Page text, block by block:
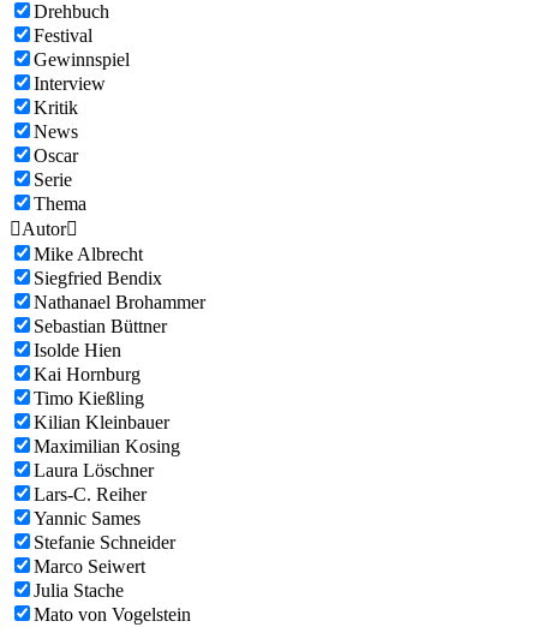
Drehbuch
Festival
Gewinnspiel
Interview
Kritik
News
Oscar
Serie
Thema
Autor
Mike Albrecht
Siegfried Bendix
Nathanael Brohammer
Sebastian Büttner
Isolde Hien
Kai Hornburg
Timo Kießling
Kilian Kleinbauer
Maximilian Kosing
Laura Löschner
Lars-C. Reiher
Yannic Sames
Stefanie Schneider
Marco Seiwert
Julia Stache
Mato von Vogelstein